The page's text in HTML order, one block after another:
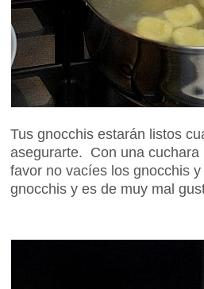
Tus gnocchis estarán listos
asegurarte. Con una
favor no vacíes los gnocchis
gnocchis y es de muy mal